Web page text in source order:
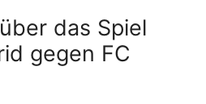
das Spiel
gegen FC